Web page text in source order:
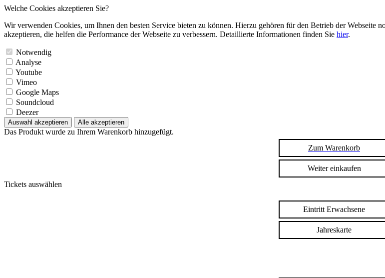
Welche Cookies akzeptieren Sie?
Wir verwenden Cookies, um Ihnen den besten Service bieten zu können. Hierzu gehören für den Betrieb der Webseite
akzeptieren, die helfen die Performance der Webseite zu verbessern. Detaillierte Informationen finden Sie hier.
Notwendig
Analyse
Youtube
Vimeo
Google Maps
Soundcloud
Deezer
Auswahl akzeptieren Alle akzeptieren
Das Produkt wurde zu Ihrem Warenkorb hinzugefügt.
Zum Warenkorb
Weiter einkaufen
Tickets auswählen
Eintritt Erwachsene
Jahreskarte